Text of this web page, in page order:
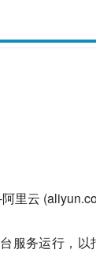
里云
服务运行，